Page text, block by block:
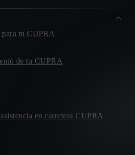
tu CUPRA
de tu CUPRA
en carretera CUPRA